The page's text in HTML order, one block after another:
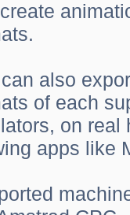
also
of each
on real
apps like